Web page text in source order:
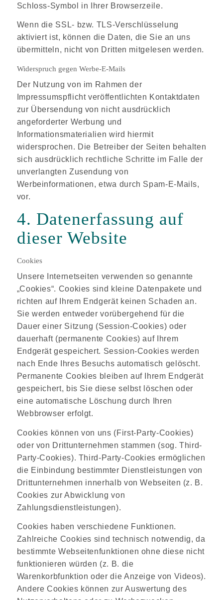
Schloss-Symbol in Ihrer Browserzeile.
Wenn die SSL- bzw. TLS-Verschlüsselung
aktiviert ist, können die Daten, die Sie an uns
übermitteln, nicht von Dritten mitgelesen werden.
Widerspruch gegen Werbe-E-Mails
Der Nutzung von im Rahmen der
Impressumspflicht veröffentlichten Kontaktdaten
zur Übersendung von nicht ausdrücklich
angeforderter Werbung und
Informationsmaterialien wird hiermit
widersprochen. Die Betreiber der Seiten behalten
sich ausdrücklich rechtliche Schritte im Falle der
unverlangten Zusendung von
Werbeinformationen, etwa durch Spam-E-Mails,
vor.
4. Datenerfassung auf
dieser Website
Cookies
Unsere Internetseiten verwenden so genannte
„Cookies“. Cookies sind kleine Datenpakete und
richten auf Ihrem Endgerät keinen Schaden an.
Sie werden entweder vorübergehend für die
Dauer einer Sitzung (Session-Cookies) oder
dauerhaft (permanente Cookies) auf Ihrem
Endgerät gespeichert. Session-Cookies werden
nach Ende Ihres Besuchs automatisch gelöscht.
Permanente Cookies bleiben auf Ihrem Endgerät
gespeichert, bis Sie diese selbst löschen oder
eine automatische Löschung durch Ihren
Webbrowser erfolgt.
Cookies können von uns (First-Party-Cookies)
oder von Drittunternehmen stammen (sog. Third-
Party-Cookies). Third-Party-Cookies ermöglichen
die Einbindung bestimmter Dienstleistungen von
Drittunternehmen innerhalb von Webseiten (z. B.
Cookies zur Abwicklung von
Zahlungsdienstleistungen).
Cookies haben verschiedene Funktionen.
Zahlreiche Cookies sind technisch notwendig, da
bestimmte Webseitenfunktionen ohne diese nicht
funktionieren würden (z. B. die
Warenkorbfunktion oder die Anzeige von Videos).
Andere Cookies können zur Auswertung des